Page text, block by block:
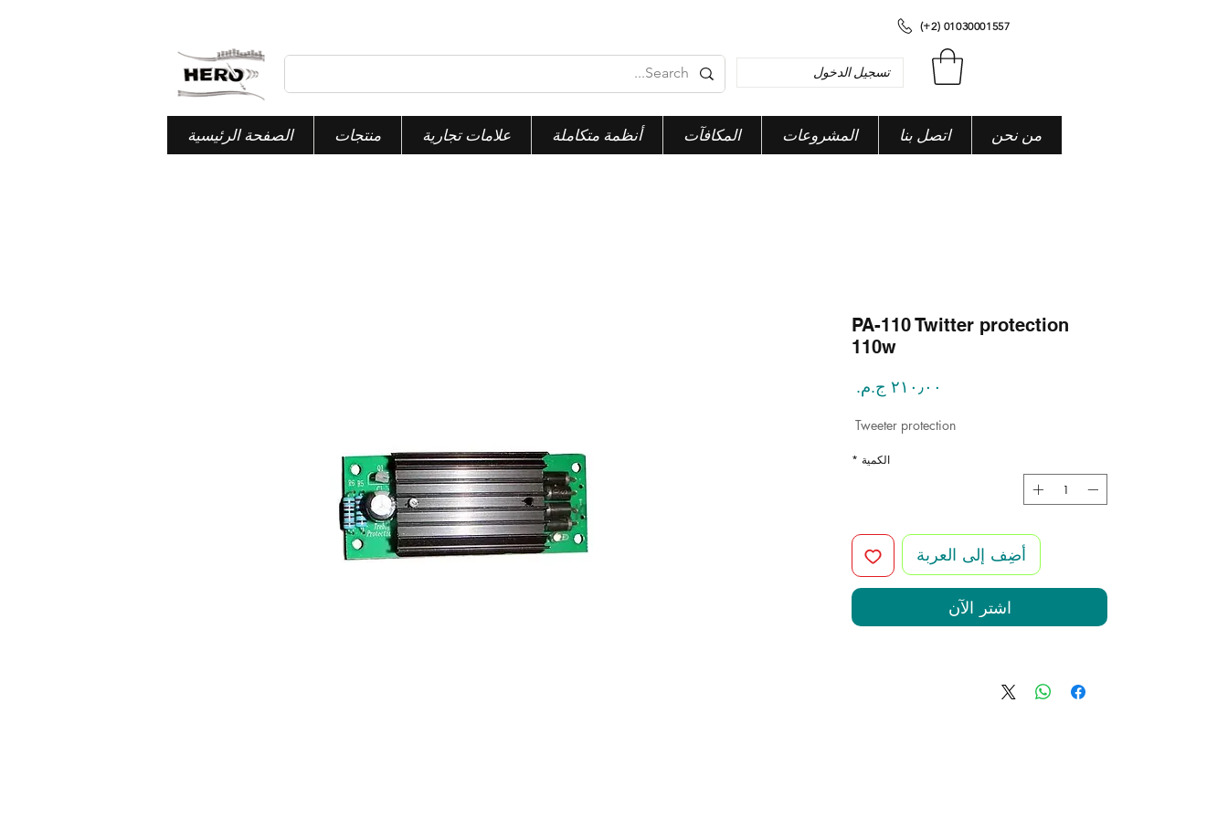
الصفحة الرئيسية منتجات علامات تجارية أنظمة متكاملة المكافآت المشروعات اتصل بنا من نحن
تسجيل الدخول
(+2) 01030001557
PA-110 Twitter protection
110w
Tweeter protection
الكمية *
أضِف إلى العربة
اشترِ الآن